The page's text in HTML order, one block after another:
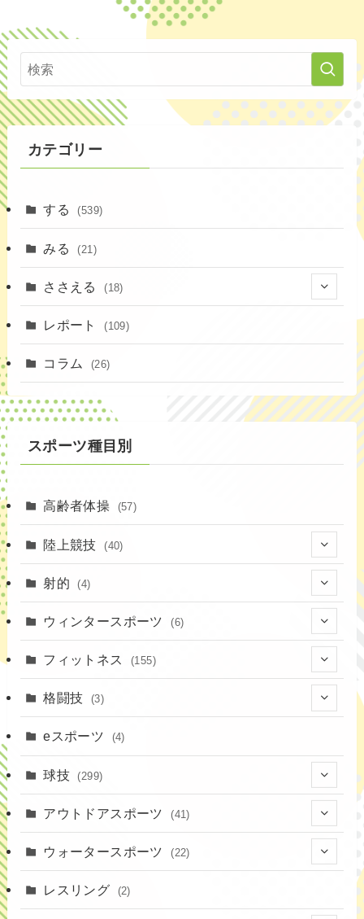
カテゴリー
する (539)
みる (21)
ささえる (18)
(4)
(1)
レポート (109)
コラム (26)
スポーツ種目別
高齢者体操 (57)
陸上競技 (40)
(2)
射的 (4)
(4)
ウィンタースポーツ (6)
(6)
フィットネス (155)
(16)
(37)
(18)
格闘技 (3)
(3)
eスポーツ (4)
球技 (299)
(20)
(14)
(10)
アウトドアスポーツ (41)
(4)
(8)
ウォータースポーツ (22)
(7)
レスリング (2)